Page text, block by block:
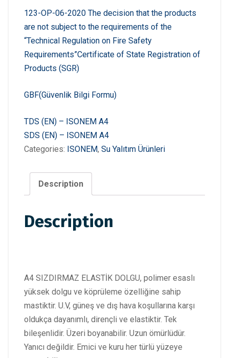
123-ОР-06-2020 The decision that the products
are not subject to the requirements of the
“Technical Regulation on Fire Safety
Requirements”Certificate of State Registration of
Products (SGR)
GBF(Güvenlik Bilgi Formu)
TDS (EN) – ISONEM A4
SDS (EN) – ISONEM A4
Categories: ISONEM, Su Yalıtım Ürünleri
Description
Description
A4 SIZDIRMAZ ELASTİK DOLGU, polimer esaslı
yüksek dolgu ve köprüleme özelliğine sahip
mastiktir. U.V, güneş ve dış hava koşullarına karşı
oldukça dayanımlı, dirençli ve elastiktir. Tek
bileşenlidir. Üzeri boyanabilir. Uzun ömürlüdür.
Yanıcı değildir. Emici ve kuru her türlü yüzeye